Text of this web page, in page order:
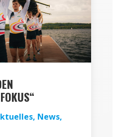
, News,